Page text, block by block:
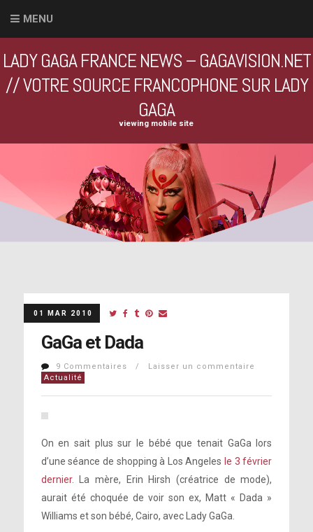
MENU
LADY GAGA FRANCE NEWS – GAGAVISION.NET
// VOTRE SOURCE FRANCOPHONE SUR LADY
GAGA
viewing mobile site
01 MAR 2010
GaGa et Dada
9 Commentaires / Laisser un commentaire
Actualité
On en sait plus sur le bébé que tenait GaGa lors
d’une séance de shopping à Los Angeles le 3 février
dernier. La mère, Erin Hirsh (créatrice de mode),
aurait été choquée de voir son ex, Matt « Dada »
Williams et son bébé, Cairo, avec Lady GaGa.